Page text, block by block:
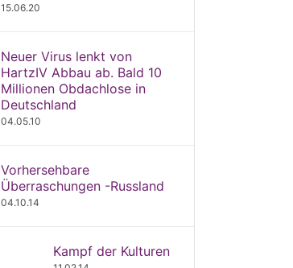
15.06.20
Neuer Virus lenkt von
HartzIV Abbau ab. Bald 10
Millionen Obdachlose in
Deutschland
04.05.10
Vorhersehbare
Überraschungen -Russland
04.10.14
Kampf der Kulturen